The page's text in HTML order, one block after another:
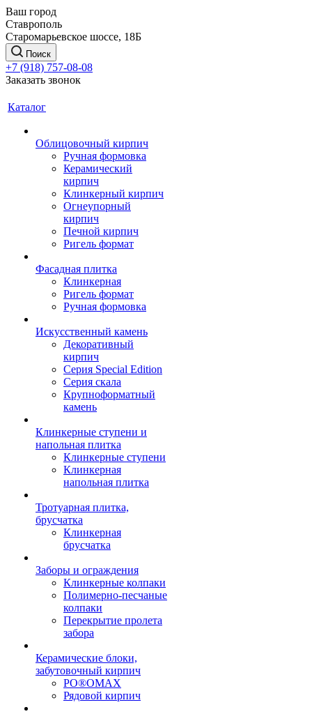
Ваш город
Ставрополь
Старомарьевское шоссе, 18Б
Поиск
+7 (918) 757-08-08
Заказать звонок
Каталог
Облицовочный кирпич
Ручная формовка
Керамический
кирпич
Клинкерный кирпич
Огнеупорный
кирпич
Печной кирпич
Ригель формат
Фасадная плитка
Клинкерная
Ригель формат
Ручная формовка
Искусственный камень
Декоративный
кирпич
Серия Special Edition
Серия скала
Крупноформатный
камень
Клинкерные ступени и
напольная плитка
Клинкерные ступени
Клинкерная
напольная плитка
Тротуарная плитка,
брусчатка
Клинкерная
брусчатка
Заборы и ограждения
Клинкерные колпаки
Полимерно-песчаные
колпаки
Перекрытие пролета
забора
Керамические блоки,
забутовочный кирпич
PO®OMAX
Рядовой кирпич